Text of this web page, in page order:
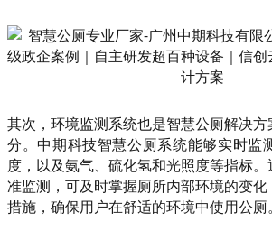
其次，环境监测系统也是智慧公厕解决
分。中期科技智慧公厕系统能够实时监
度，以及氨气、硫化氢和光照度等指标
准监测，可及时掌握厕所内部环境的变
措施，确保用户在舒适的环境中使用公厕。